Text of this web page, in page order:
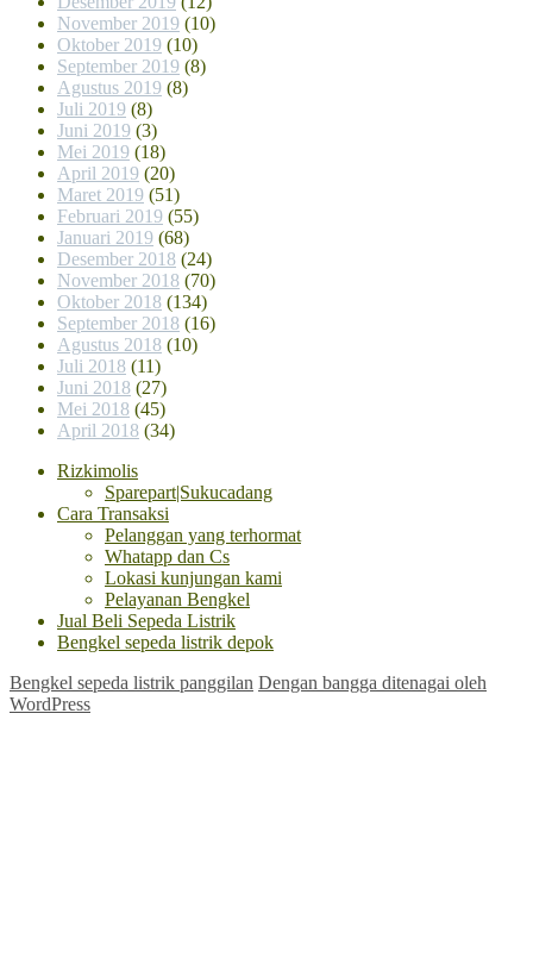
November 2019 (10)
Oktober 2019 (10)
September 2019 (8)
Agustus 2019 (8)
Juli 2019 (8)
Juni 2019 (3)
Mei 2019 (18)
April 2019 (20)
Maret 2019 (51)
Februari 2019 (55)
Januari 2019 (68)
Desember 2018 (24)
November 2018 (70)
Oktober 2018 (134)
September 2018 (16)
Agustus 2018 (10)
Juli 2018 (11)
Juni 2018 (27)
Mei 2018 (45)
April 2018 (34)
Rizkimolis
Sparepart|Sukucadang
Cara Transaksi
Pelanggan yang terhormat
Whatapp dan Cs
Lokasi kunjungan kami
Pelayanan Bengkel
Jual Beli Sepeda Listrik
Bengkel sepeda listrik depok
Bengkel sepeda listrik panggilan Dengan bangga ditenagai oleh
WordPress